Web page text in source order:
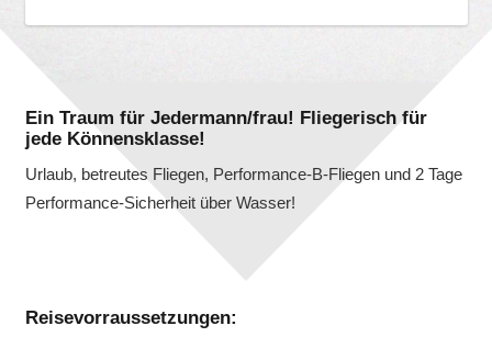
Ein Traum für Jedermann/frau! Fliegerisch für
jede Könnensklasse!
Urlaub, betreutes Fliegen, Performance-B-Fliegen und 2 Tage
Performance-Sicherheit über Wasser!
Reisevorraussetzungen: